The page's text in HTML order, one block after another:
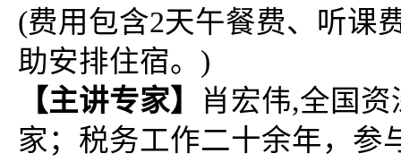
(费用包含2天午餐费、听课
助安排住宿。)
【主讲专家】
肖宏伟,全国
家；税务工作二十余年，参